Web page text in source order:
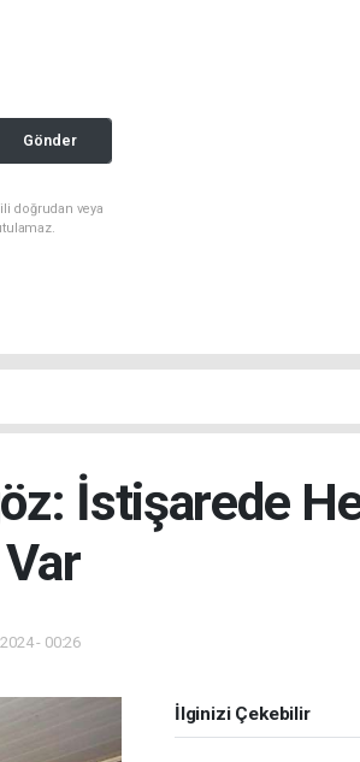
Gönder
doğrudan veya
İstişarede
- 00:26
İlginizi Çekebilir